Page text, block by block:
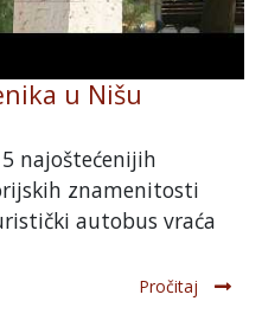
u Nišu
najoštećenijih
znamenitosti
autobus vraća
Pročitaj